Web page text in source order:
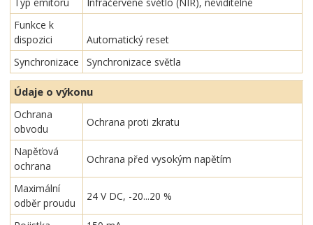
Funkce k
dispozici
Automatický reset
Synchronizace
Synchronizace světla
Údaje o výkonu
Ochrana
obvodu
Ochrana proti zkratu
Napěťová
ochrana
Ochrana před vysokým napětím
Maximální
odběr proudu
24 V DC, -20...20 %